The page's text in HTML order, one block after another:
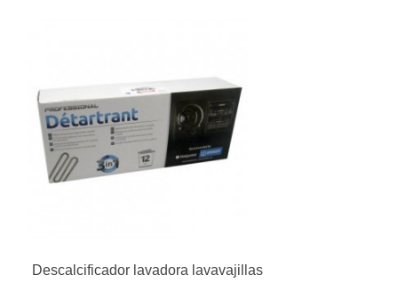
Descalcificador lavadora lavavajillas